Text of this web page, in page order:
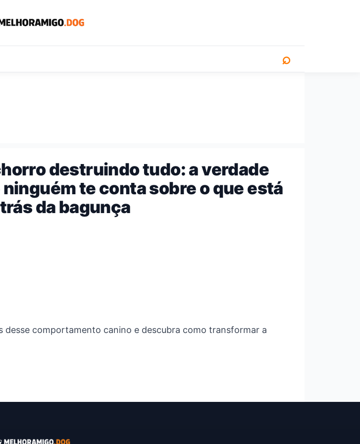
⌕
destruindo tudo: a verdade
ninguém te conta sobre o que está
da bagunça
desse comportamento canino e descubra como transformar a